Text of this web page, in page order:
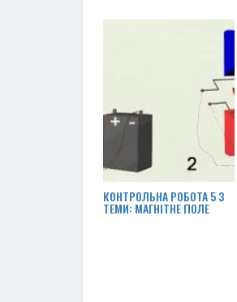
КОНТРОЛЬНА РОБОТА 5 З
ТЕМИ: МАГНІТНЕ ПОЛЕ